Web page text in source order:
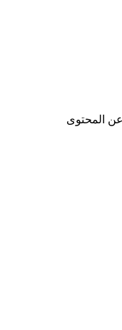
المحتوى